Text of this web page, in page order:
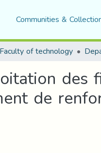
Communities &
Faculty of technology
des
de